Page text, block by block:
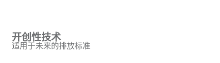
开创性技术
适用于未来的排放标准